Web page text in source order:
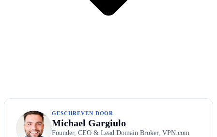
GESCHREVEN DOOR
Michael Gargiulo
Founder, CEO & Lead Domain Broker, VPN.com